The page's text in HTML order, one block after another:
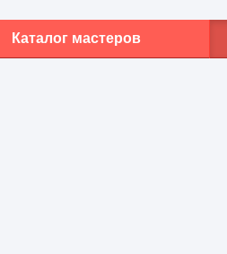
Каталог мастеров